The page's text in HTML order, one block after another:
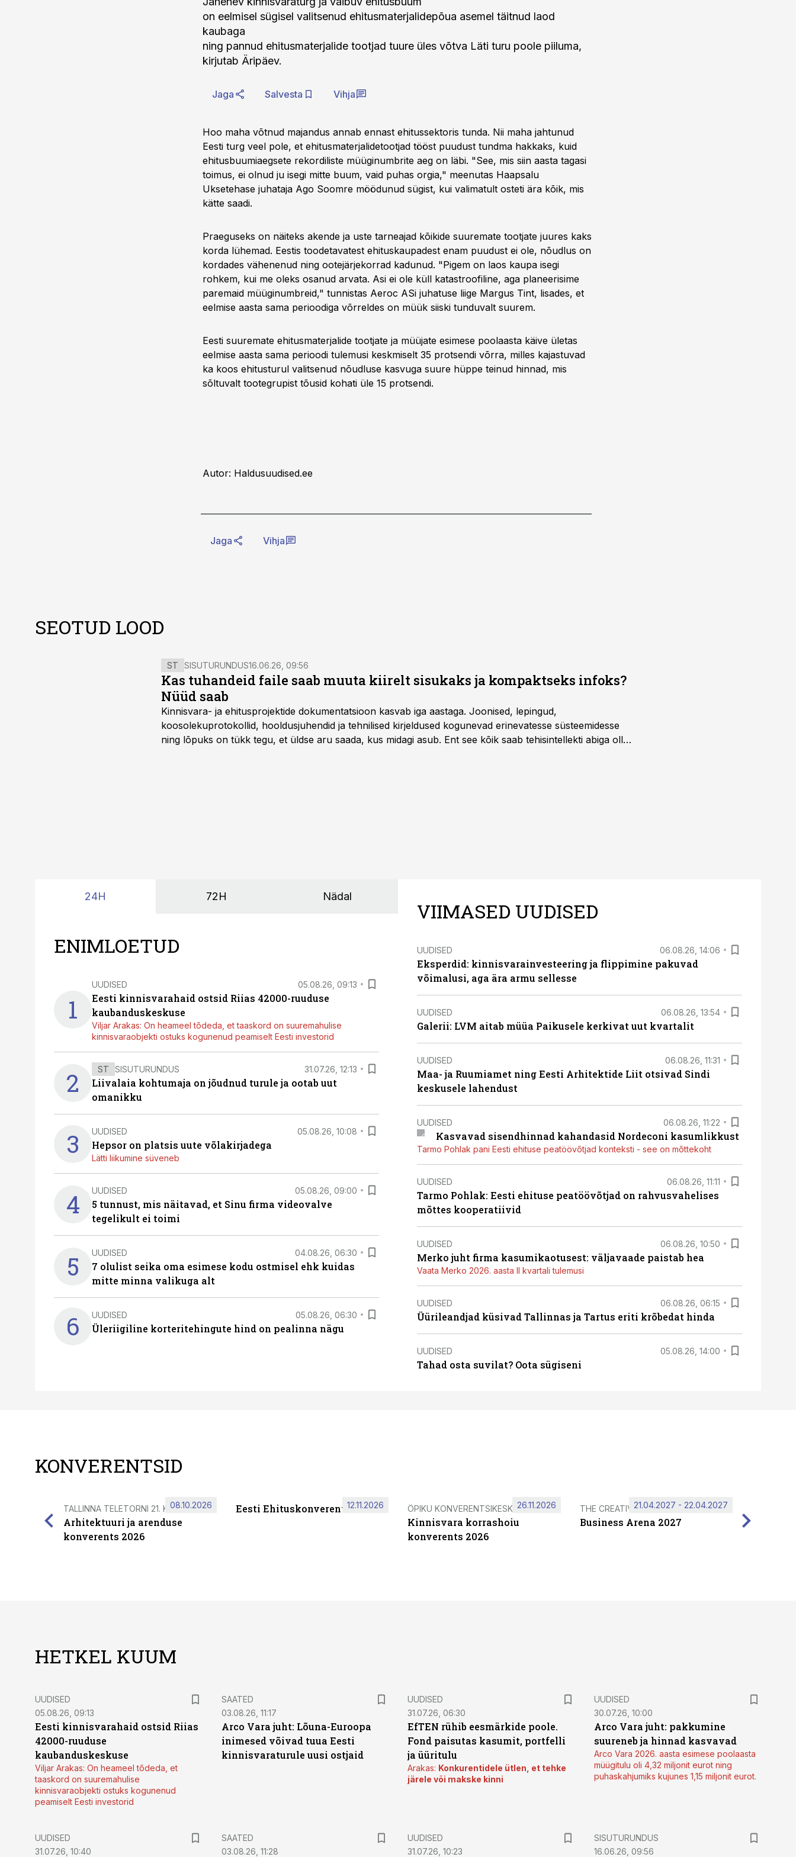
on eelmisel sügisel valitsenud ehitusmaterjalidepõua asemel täitnud laod
kaubaga
ning pannud ehitusmaterjalide tootjad tuure üles võtva Läti turu poole piiluma,
kirjutab Äripäev.
Jaga Salvesta Vihja
Hoo maha võtnud majandus annab ennast ehitussektoris tunda. Nii maha jahtunud
Eesti turg veel pole, et ehitusmaterjalidetootjad tööst puudust tundma hakkaks, kuid
ehitusbuumiaegsete rekordiliste müüginumbrite aeg on läbi. "See, mis siin aasta tagasi
toimus, ei olnud ju isegi mitte buum, vaid puhas orgia," meenutas Haapsalu
Uksetehase juhataja Ago Soomre möödunud sügist, kui valimatult osteti ära kõik, mis
kätte saadi.
Praeguseks on näiteks akende ja uste tarneajad kõikide suuremate tootjate juures kaks
korda lühemad. Eestis toodetavatest ehituskaupadest enam puudust ei ole, nõudlus on
kordades vähenenud ning ootejärjekorrad kadunud. "Pigem on laos kaupa isegi
rohkem, kui me oleks osanud arvata. Asi ei ole küll katastroofiline, aga planeerisime
paremaid müüginumbreid," tunnistas Aeroc ASi juhatuse liige Margus Tint, lisades, et
eelmise aasta sama perioodiga võrreldes on müük siiski tunduvalt suurem.
Eesti suuremate ehitusmaterjalide tootjate ja müüjate esimese poolaasta käive ületas
eelmise aasta sama perioodi tulemusi keskmiselt 35 protsendi võrra, milles kajastuvad
ka koos ehitusturul valitsenud nõudluse kasvuga suure hüppe teinud hinnad, mis
sõltuvalt tootegrupist tõusid kohati üle 15 protsendi.
Autor: Haldusuudised.ee
Jaga Vihja
SEOTUD LOOD
ST SISUTURUNDUS16.06.26, 09:56
Kas tuhandeid faile saab muuta kiirelt sisukaks ja kompaktseks infoks?
Nüüd saab
Kinnisvara- ja ehitusprojektide dokumentatsioon kasvab iga aastaga. Joonised, lepingud,
koosolekuprotokollid, hooldusjuhendid ja tehnilised kirjeldused kogunevad erinevatesse süsteemidesse
ning lõpuks on tükk tegu, et üldse aru saada, kus midagi asub. Ent see kõik saab tehisintellekti abiga olla
24H 72H Nädal
ENIMLOETUD
1
UUDISED 05.08.26, 09:13
Eesti kinnisvarahaid ostsid Riias 42000-ruuduse
kaubanduskeskuse
Viljar Arakas: On heameel tõdeda, et taaskord on suuremahulise
kinnisvaraobjekti ostuks kogunenud peamiselt Eesti investorid
2 ST SISUTURUNDUS 31.07.26, 12:13
Liivalaia kohtumaja on jõudnud turule ja ootab uut
omanikku
3 UUDISED 05.08.26, 10:08
Hepsor on platsis uute võlakirjadega
Lätti liikumine süveneb
4 UUDISED 05.08.26, 09:00
5 tunnust, mis näitavad, et Sinu firma videovalve
tegelikult ei toimi
5 UUDISED 04.08.26, 06:30
7 olulist seika oma esimese kodu ostmisel ehk kuidas
mitte minna valikuga alt
6 UUDISED 05.08.26, 06:30
Üleriigiline korteritehingute hind on pealinna nägu
VIIMASED UUDISED
UUDISED 06.08.26, 14:06
Eksperdid: kinnisvarainvesteering ja flippimine pakuvad
võimalusi, aga ära armu sellesse
UUDISED 06.08.26, 13:54
Galerii: LVM aitab müüa Paikusele kerkivat uut kvartalit
UUDISED 06.08.26, 11:31
Maa- ja Ruumiamet ning Eesti Arhitektide Liit otsivad Sindi
keskusele lahendust
UUDISED 06.08.26, 11:22
Kasvavad sisendhinnad kahandasid Nordeconi kasumlikkust
Tarmo Pohlak pani Eesti ehituse peatöövõtjad konteksti - see on mõttekoht
UUDISED 06.08.26, 11:11
Tarmo Pohlak: Eesti ehituse peatöövõtjad on rahvusvahelises
mõttes kooperatiivid
UUDISED 06.08.26, 10:50
Merko juht firma kasumikaotusest: väljavaade paistab hea
Vaata Merko 2026. aasta II kvartali tulemusi
UUDISED 06.08.26, 06:15
Üürileandjad küsivad Tallinnas ja Tartus eriti krõbedat hinda
UUDISED 05.08.26, 14:00
Tahad osta suvilat? Oota sügiseni
KONVERENTSID
TALLINNA TELETORNI 21. KORRUSEL
Arhitektuuri ja arenduse
konverents 2026
08.10.2026 Eesti Ehituskonverents 2026
12.11.2026 ÖPIKU KONVERENTSIKESKUS
Kinnisvara korrashoiu
konverents 2026
26.11.2026 THE CREATIVE HUB
Business Arena 2027
21.04.2027 - 22.04.2027
HETKEL KUUM
UUDISED
05.08.26, 09:13
Eesti kinnisvarahaid ostsid Riias
42000-ruuduse
kaubanduskeskuse
Viljar Arakas: On heameel tõdeda, et
taaskord on suuremahulise
kinnisvaraobjekti ostuks kogunenud
peamiselt Eesti investorid
SAATED
03.08.26, 11:17
Arco Vara juht: Lõuna-Euroopa
inimesed võivad tuua Eesti
kinnisvaraturule uusi ostjaid
UUDISED
31.07.26, 06:30
EfTEN rühib eesmärkide poole.
Fond paisutas kasumit, portfelli
ja üüritulu
Arakas: Konkurentidele ütlen, et tehke
järele või makske kinni
UUDISED
30.07.26, 10:00
Arco Vara juht: pakkumine
suureneb ja hinnad kasvavad
Arco Vara 2026. aasta esimese poolaasta
müügitulu oli 4,32 miljonit eurot ning
puhaskahjumiks kujunes 1,15 miljonit eurot.
UUDISED
31.07.26, 10:40
SAATED
03.08.26, 11:28
UUDISED
31.07.26, 10:23
ST
SISUTURUNDUS
16.06.26, 09:56